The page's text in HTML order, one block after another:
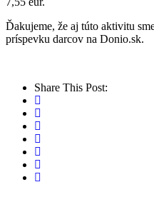
Ďakujeme, že aj túto aktivitu
príspevku darcov na Donio.sk.
Share This Post: